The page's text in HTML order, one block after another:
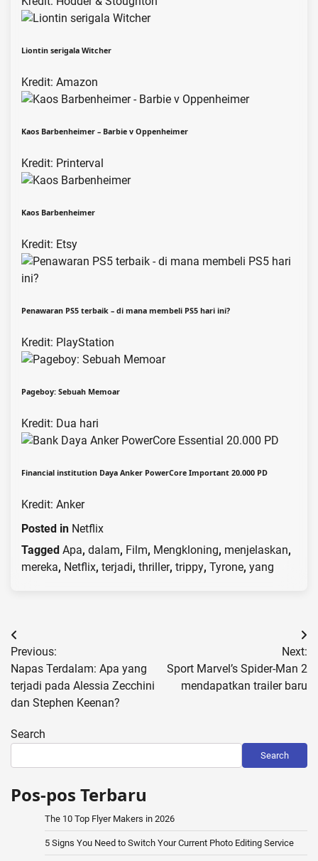
Liontin serigala Witcher
Kredit: Amazon
Kaos Barbenheimer – Barbie v Oppenheimer
Kredit: Printerval
Kaos Barbenheimer
Kredit: Etsy
Penawaran PS5 terbaik – di mana membeli PS5 hari ini?
Kredit: PlayStation
Pageboy: Sebuah Memoar
Kredit: Dua hari
Financial institution Daya Anker PowerCore Important 20.000 PD
Kredit: Anker
Posted in Netflix
Tagged Apa, dalam, Film, Mengkloning, menjelaskan,
mereka, Netflix, terjadi, thriller, trippy, Tyrone, yang
Post
navigation
Previous:
Napas Terdalam: Apa yang
terjadi pada Alessia Zecchini
dan S tephen Keenan?
Next:
Sport Marvel’s Spider-Man 2
mendapatkan trailer baru
Search
Search
Pos-pos Terbaru
The 10 Top Flyer Makers in 2026
5 Signs You Need to Switch Your Current Photo Editing Service